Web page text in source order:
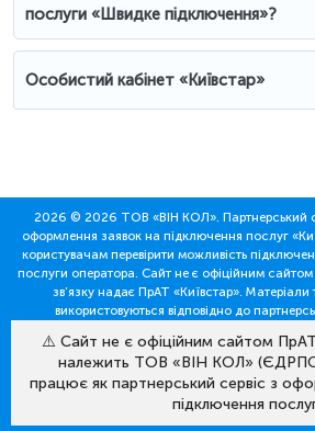
послуги «Швидке підключення»?
Особистий кабінет «Київстар»
2026 © 2026 ТОВ «ВІН КОЛ». Партнерський
оформлення заявок на підключення послуг
користувачам перевірити можливість
послуги оператора. Сайт не є офіційним
зв’язку надає ПрАТ «Київстар». Матеріали
використовуються відповідно до
⚠️ Сайт не є офіційним сайтом
належить ТОВ «ВІН КОЛ»
працює як партнерський сервіс з
підключення